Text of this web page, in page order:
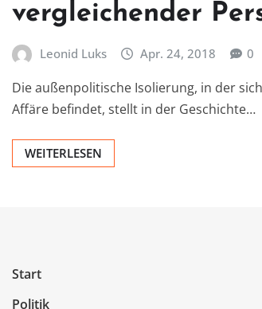
vergleichender
Leonid Luks Apr. 24, 2018 0
Die außenpolitische Isolierung, in der
Affäre befindet, stellt in der Geschichte…
WEITERLESEN
Start
Politik